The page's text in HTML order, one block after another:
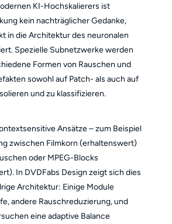
KI-Hochskalierers ist
kein nachträglicher Gedanke,
in die Architektur des neuronalen
Spezielle Subnetzwerke werden
Formen von Rauschen und
sowohl auf Patch- als auch auf
und zu klassifizieren.
Ansätze – zum Beispiel
zwischen Filmkorn (erhaltenswert)
oder MPEG-Blocks
In DVDFabs Design zeigt sich dies
Architektur: Einige Module
andere Rauschreduzierung, und
eine adaptive Balance